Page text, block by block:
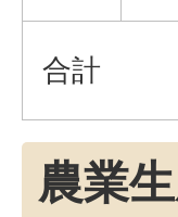
合計
農業